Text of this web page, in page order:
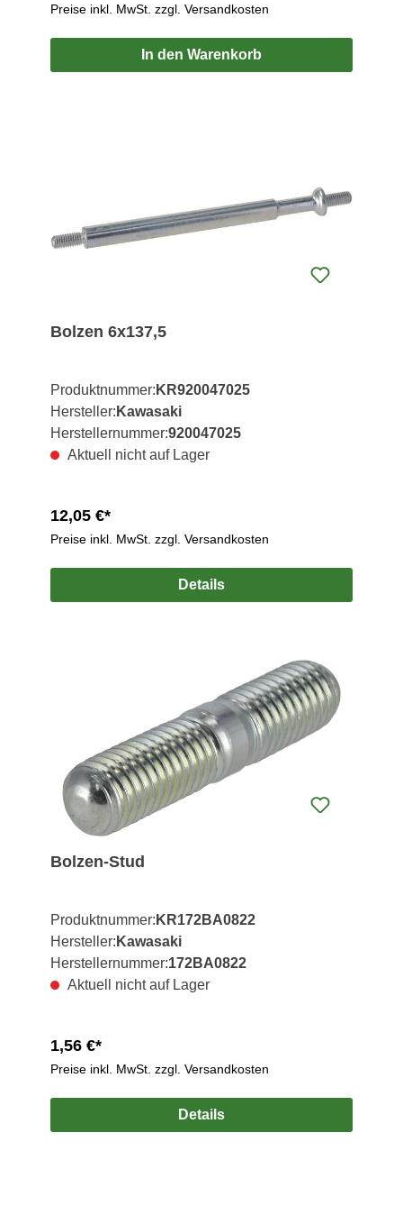
Preise inkl. MwSt. zzgl. Versandkosten
In den Warenkorb
Bolzen 6x137,5
Produktnummer: KR920047025
Hersteller: Kawasaki
Herstellernummer:920047025
Aktuell nicht auf Lager
12,05 €*
Preise inkl. MwSt. zzgl. Versandkosten
Details
Bolzen-Stud
Produktnummer: KR172BA0822
Hersteller: Kawasaki
Herstellernummer:172BA0822
Aktuell nicht auf Lager
1,56 €*
Preise inkl. MwSt. zzgl. Versandkosten
Details